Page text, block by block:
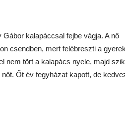
kalapáccsal fejbe vágja. A nő
csendben, mert felébreszti a
nem tört a kalapács nyele, majd
Őt év fegyházat kapott, de